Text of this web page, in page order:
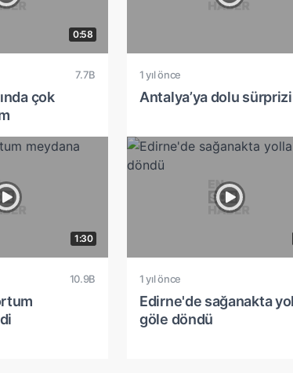
0:58
7.7B
çok
1 yıl önce
Antalya’ya dolu sürprizi
1:30
10.9B 1 yıl önce
Edirne'de sağanakta
göle döndü